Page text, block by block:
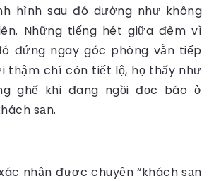
hình sau đó dường như không
Những tiếng hét giữa đêm vì
đứng ngay góc phòng vẫn tiếp
thậm chí còn tiết lộ, họ thấy như
ghế khi đang ngồi đọc báo ở
sạn.
nhận được chuyện “khách sạn